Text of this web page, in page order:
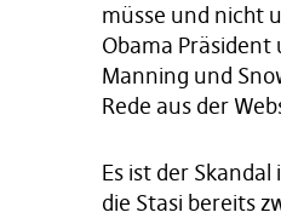
müsse und nicht
Obama
Manning und
Rede aus der
Es ist der
die Stasi bereits